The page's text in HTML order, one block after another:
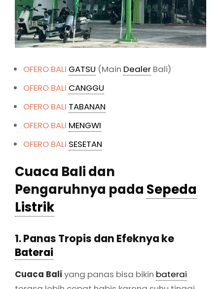
OFERO BALI GATSU (Main Dealer Bali)
OFERO BALI CANGGU
OFERO BALI TABANAN
OFERO BALI MENGWI
OFERO BALI SESETAN
Cuaca Bali dan
Pengaruhnya pada Sepeda
Listrik
1. Panas Tropis dan Efeknya ke
Baterai
Cuaca Bali yang panas bisa bikin baterai